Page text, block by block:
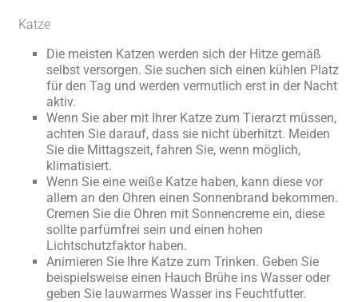
Katze
Die meisten Katzen werden sich der Hitze gemäß
selbst versorgen. Sie suchen sich einen kühlen Platz
für den Tag und werden vermutlich erst in der Nacht
aktiv.
Wenn Sie aber mit Ihrer Katze zum Tierarzt müssen,
achten Sie darauf, dass sie nicht überhitzt. Meiden
Sie die Mittagszeit, fahren Sie, wenn möglich,
klimatisiert.
Wenn Sie eine weiße Katze haben, kann diese vor
allem an den Ohren einen Sonnenbrand bekommen.
Cremen Sie die Ohren mit Sonnencreme ein, diese
sollte parfümfrei sein und einen hohen
Lichtschutzfaktor haben.
Animieren Sie Ihre Katze zum Trinken. Geben Sie
beispielsweise einen Hauch Brühe ins Wasser oder
geben Sie lauwarmes Wasser ins Feuchtfutter.